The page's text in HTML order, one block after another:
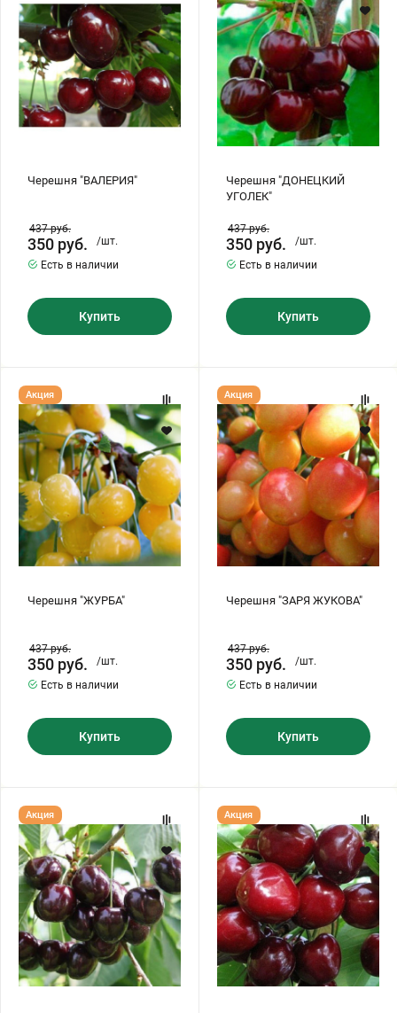
Хризантемы саженцы
Зелень и пряные травы
Черешня "ВАЛЕРИЯ"
437руб.
350 руб.
/шт.
Есть в наличии
Купить
Черешня "ДОНЕЦКИЙ
УГОЛЕК"
437руб.
350 руб.
/шт.
Есть в наличии
Купить
Черешня
"ЖУРБА"
Черешня "ЖУРБА"
Акция
437руб.
350 руб.
/шт.
Есть в наличии
Купить
Черешня
"ЗАРЯ
ЖУКОВА"
Черешня "ЗАРЯ ЖУКОВА"
Акция
437руб.
350 руб.
/шт.
Есть в наличии
Купить
Черешня
"ИПУТЬ"
Акция
Черешня
"ИСКРА"
Акция